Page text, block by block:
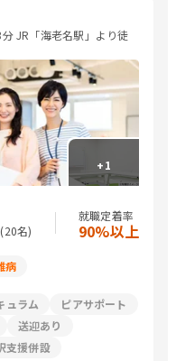
JR「海老名駅」より徒
+1
20名)
就職定着率
90%以上
病
ュラム
ピアサポート
送迎あり
支援併設